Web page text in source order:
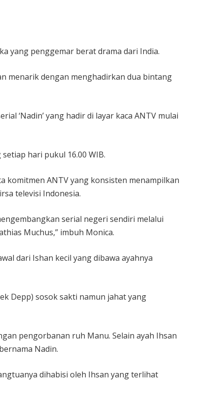
yang penggemar berat drama dari India.
menarik dengan menghadirkan dua bintang
‘Nadin’ yang hadir di layar kaca ANTV mulai
hari pukul 16.00 WIB.
komitmen ANTV yang konsisten menampilkan
televisi Indonesia.
serial negeri sendiri melalui
Muchus,” imbuh Monica.
dari Ishan kecil yang dibawa ayahnya
Depp) sosok sakti namun jahat yang
pengorbanan ruh Manu. Selain ayah Ihsan
Nadin.
dihabisi oleh Ihsan yang terlihat